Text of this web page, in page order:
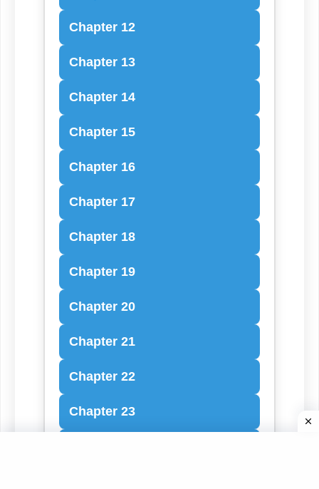
Chapter 12
Chapter 13
Chapter 14
Chapter 15
Chapter 16
Chapter 17
Chapter 18
Chapter 19
Chapter 20
Chapter 21
Chapter 22
Chapter 23